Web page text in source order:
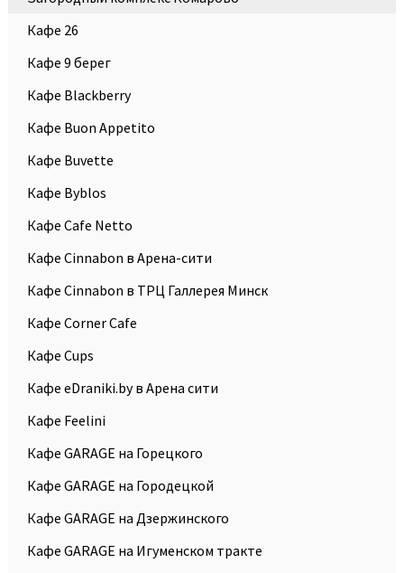
Кафе 26
Кафе 9 берег
Кафе Blackberry
Кафе Buon Appetito
Кафе Buvette
Кафе Byblos
Кафе Cafe Netto
Кафе Cinnabon в Арена-сити
Кафе Cinnabon в ТРЦ Галлерея Минск
Кафе Corner Cafe
Кафе Cups
Кафе eDraniki.by в Арена сити
Кафе Feelini
Кафе GARAGE на Горецкого
Кафе GARAGE на Городецкой
Кафе GARAGE на Дзержинского
Кафе GARAGE на Игуменском тракте